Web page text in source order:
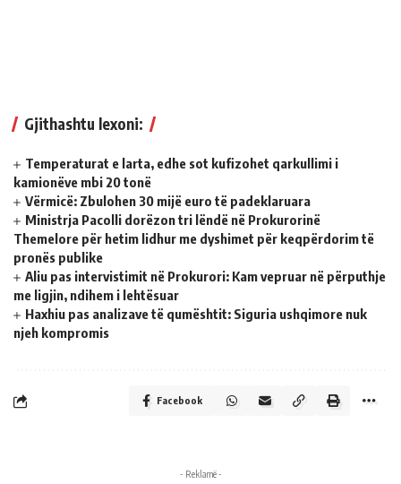
Gjithashtu lexoni:
Temperaturat e larta, edhe sot kufizohet qarkullimi i
kamionëve mbi 20 tonë
Vërmicë: Zbulohen 30 mijë euro të padeklaruara
Ministrja Pacolli dorëzon tri lëndë në Prokurorinë
Themelore për hetim lidhur me dyshimet për keqpërdorim të
pronës publike
Aliu pas intervistimit në Prokurori: Kam vepruar në përputhje
me ligjin, ndihem i lehtësuar
Haxhiu pas analizave të qumështit: Siguria ushqimore nuk
njeh kompromis
Facebook
- Reklamë -